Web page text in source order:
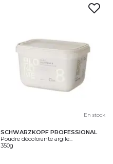
En stock
SCHWARZKOPF PROFESSIONAL
Poudre décolorante argile...
350g